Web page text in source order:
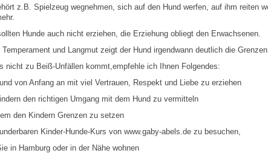
FÜR MENSCHEN
z.B. Spielzeug wegnehmen, sich auf den Hund werfen, auf ihm reiten
Hunde auch nicht erziehen, die Erziehung obliegt den Erwachsenen.
und Langmut zeigt der Hund irgendwann deutlich die
nicht zu Beiß-Unfällen kommt,empfehle ich Ihnen Folgendes:
von Anfang an mit viel Vertrauen, Respekt und Liebe zu erziehen
den richtigen Umgang mit dem Hund zu vermitteln
den Kindern Grenzen zu setzen
Kinder-Hunde-Kurs von www.gaby-abels.de zu besuchen,
in Hamburg oder in der Nähe wohnen